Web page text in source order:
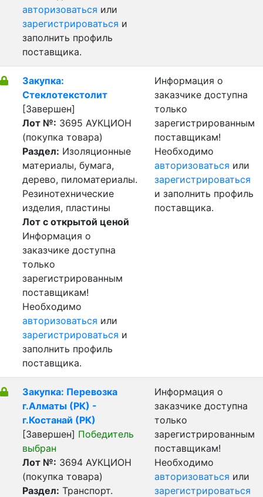
авторизоваться или
зарегистрироваться и
заполнить профиль
поставщика.
Закупка:
Стеклотекстолит
[Завершен]
Лот №: 3695 АУКЦИОН
(покупка товара)
Раздел: Изоляционные
материалы, бумага,
дерево, пиломатериалы.
Резинотехнические
изделия, пластины
Лот с открытой ценой
Информация о
заказчике доступна
только
зарегистрированным
поставщикам!
Необходимо
авторизоваться или
зарегистрироваться и
заполнить профиль
поставщика.
Информация о
заказчике доступна
только
зарегистрированным
поставщикам!
Необходимо
авторизоваться или
зарегистрироваться
и заполнить профиль
поставщика.
Закупка: Перевозка
г.Алматы (РК) -
г.Костанай (РК)
[Завершен] Победитель
выбран
Лот №: 3694 АУКЦИОН
(покупка товара)
Раздел: Транспорт.
Информация о
заказчике доступна
только
зарегистрированным
поставщикам!
Необходимо
авторизоваться или
зарегистрироваться